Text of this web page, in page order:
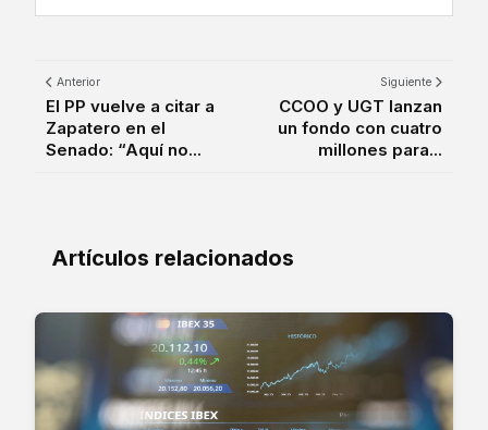
Anterior
El PP vuelve a citar a
Zapatero en el
Senado: “Aquí no...
Siguiente
CCOO y UGT lanzan
un fondo con cuatro
millones para...
Artículos relacionados